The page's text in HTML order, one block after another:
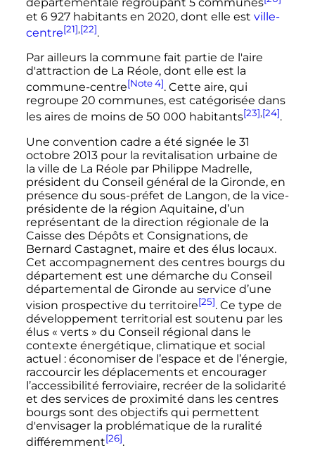
départementale regroupant 5 communes
et 6 927 habitantsen 2020, dont elle est ville-
centre[21],[22].
Par ailleurs la commune fait partie de l'aire
d'attraction de La Réole, dont elle est la
commune-centre[Note 4]. Cette aire, qui
regroupe 20 communes, est catégorisée dans
les aires de moins de 50 000 habitants[23],[24].
Une convention cadre a été signée le 31
octobre 2013 pour la revitalisation urbaine de
la ville de La Réole par Philippe Madrelle,
président du Conseil général de la Gironde, en
présence du sous-préfet de Langon, de la vice-
présidente de la région Aquitaine, d’un
représentant de la direction régionale de la
Caisse des Dépôts et Consignations, de
Bernard Castagnet, maire et des élus locaux.
Cet accompagnement des centres bourgs du
département est une démarche du Conseil
départemental de Gironde au service d’une
vision prospective du territoire[25]. Ce type de
développement territorial est soutenu par les
élus « verts » du Conseil régional dans le
contexte énergétique, climatique et social
actuel : économiser de l’espace et de l’énergie,
raccourcir les déplacements et encourager
l’accessibilité ferroviaire, recréer de la solidarité
et des services de proximité dans les centres
bourgs sont des objectifs qui permettent
d'envisager la problématique de la ruralité
différemment[26].